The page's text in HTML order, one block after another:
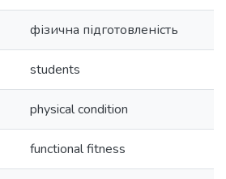
фізична підготовленість
students
physical condition
functional fitness